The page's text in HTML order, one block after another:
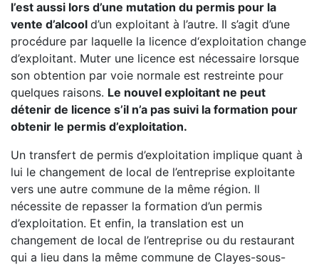
l’est aussi lors d’une mutation du permis pour la
vente d’alcool d’un exploitant à l’autre. Il s’agit d’une
procédure par laquelle la licence d‘exploitation change
d’exploitant. Muter une licence est nécessaire lorsque
son obtention par voie normale est restreinte pour
quelques raisons. Le nouvel exploitant ne peut
détenir de licence s’il n’a pas suivi la formation pour
obtenir le permis d’exploitation.
Un transfert de permis d’exploitation implique quant à
lui le changement de local de l’entreprise exploitante
vers une autre commune de la même région. Il
nécessite de repasser la formation d’un permis
d’exploitation. Et enfin, la translation est un
changement de local de l’entreprise ou du restaurant
qui a lieu dans la même commune de Clayes-sous-